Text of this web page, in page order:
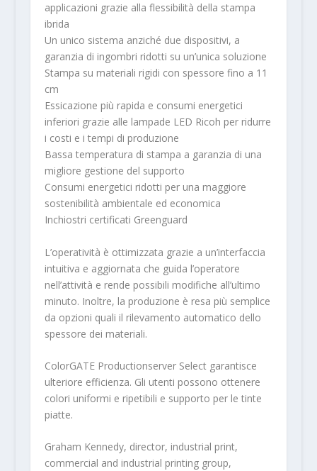
applicazioni grazie alla flessibilità della stampa
ibrida
Un unico sistema anziché due dispositivi, a
garanzia di ingombri ridotti su un’unica soluzione
Stampa su materiali rigidi con spessore fino a 11
cm
Essicazione più rapida e consumi energetici
inferiori grazie alle lampade LED Ricoh per ridurre
i costi e i tempi di produzione
Bassa temperatura di stampa a garanzia di una
migliore gestione del supporto
Consumi energetici ridotti per una maggiore
sostenibilità ambientale ed economica
Inchiostri certificati Greenguard
L’operatività è ottimizzata grazie a un’interfaccia
intuitiva e aggiornata che guida l’operatore
nell’attività e rende possibili modifiche all’ultimo
minuto. Inoltre, la produzione è resa più semplice
da opzioni quali il rilevamento automatico dello
spessore dei materiali.
ColorGATE Productionserver Select garantisce
ulteriore efficienza. Gli utenti possono ottenere
colori uniformi e ripetibili e supporto per le tinte
piatte.
Graham Kennedy, director, industrial print,
commercial and industrial printing group,